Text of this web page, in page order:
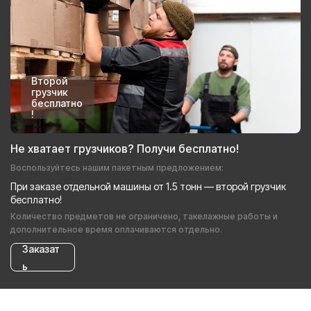
Второй
грузчик
бесплатно
!
Не хватает грузчиков? Получи бесплатно!
Воспользуйтесь нашим пакетным предложением:
При заказе отдельной машины от 1.5 тонн — второй грузчик
бесплатно!
Количество предметов не ограничено, такелажные работы и
дополнительное время оплачиваются отдельно.
Заказат
ь